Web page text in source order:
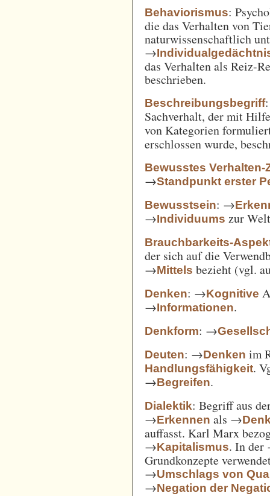
Behaviorismus:
die das Verhalten von
naturwissenschaftlich
→
das Verhalten als Reiz-
beschrieben.
Beschreibungsbegriff
Sachverhalt, der mit
von Kategorien
erschlossen wurde,
Bewusstes Verhalten-
→Standpunkt erster
Bewusstsein: →
→Individuums zur
Brauchbarkeits-
der sich auf die
→Mittels bezieht (vgl.
Denken: →Kognitive
→Informationen.
Denkform: →
Deuten: →Denken im
Handlungsfähigkeit.
→Begreifen.
Dialektik: Begriff aus
→Erkennen als →
auffasst. Karl Marx
→Kapitalismus. In
Grundkonzepte
→Umschlags von
→Negation der